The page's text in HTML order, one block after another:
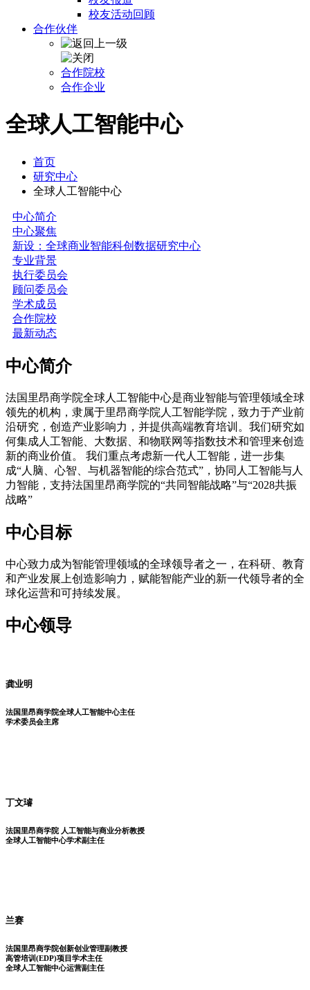
校友活动回顾
合作伙伴
合作院校
合作企业
全球人工智能中心
首页
研究中心
全球人工智能中心
中心简介
中心聚焦
新设：全球商业智能科创数据研究中心
专业背景
执行委员会
顾问委员会
学术成员
合作院校
最新动态
中心简介
法国里昂商学院全球人工智能中心是商业智能与管理领域全球
领先的机构，隶属于里昂商学院人工智能学院，致力于产业前
沿研究，创造产业影响力，并提供高端教育培训。我们研究如
何集成人工智能、大数据、和物联网等指数技术和管理来创造
新的商业价值。 我们重点考虑新一代人工智能，进一步集
成“人脑、心智、与机器智能的综合范式”，协同人工智能与人
力智能，支持法国里昂商学院的“共同智能战略”与“2028共振
战略”
中心目标
中心致力成为智能管理领域的全球领导者之一，在科研、教育
和产业发展上创造影响力，赋能智能产业的新一代领导者的全
球化运营和可持续发展。
中心领导
龚业明
法国里昂商学院全球人工智能中心主任
学术委员会主席
丁文璿
法国里昂商学院 人工智能与商业分析教授
全球人工智能中心学术副主任
兰赛
法国里昂商学院创新创业管理副教授
高管培训(EDP)项目学术主任
全球人工智能中心运营副主任